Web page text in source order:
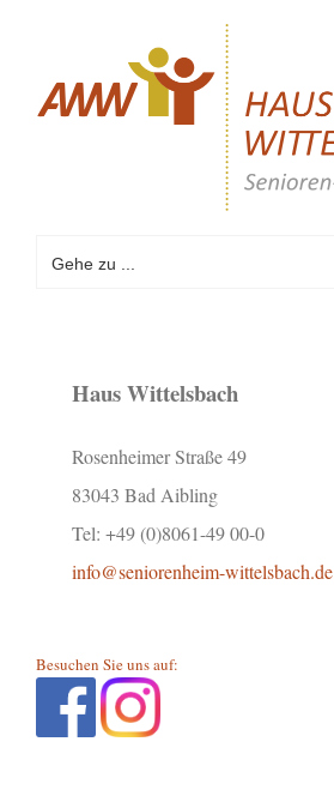
springen
Gehe zu ...
Haus Wittelsbach
Rosenheimer Straße 49
83043 Bad Aibling
Tel: +49 (0)8061-49 00-0
info@seniorenheim-wittelsbach.de
Besuchen Sie uns auf: